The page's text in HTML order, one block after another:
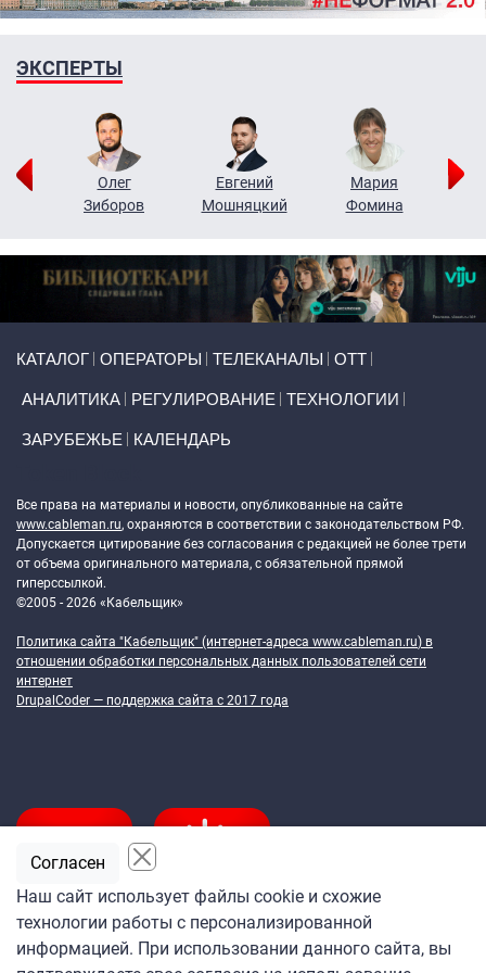
ЭКСПЕРТЫ
Олег
Зиборов
Евгений
Мошняцкий
Мария
Фомина
КАТАЛОГ ОПЕРАТОРЫ ТЕЛЕКАНАЛЫ ОТТ
АНАЛИТИКА РЕГУЛИРОВАНИЕ ТЕХНОЛОГИИ
ЗАРУБЕЖЬЕ КАЛЕНДАРЬ
Все права на материалы и новости, опубликованные на сайте
www.cableman.ru, охраняются в соответствии с законодательством РФ.
Допускается цитирование без согласования с редакцией не более трети
от объема оригинального материала, с обязательной прямой
гиперссылкой.
©2005 - 2026 «Кабельщик»
Политика сайта "Кабельщик" (интернет-адреса www.cableman.ru) в
отношении обработки персональных данных пользователей сети
интернет
DrupalCoder — поддержка сайта c 2017 года
Подпишитесь
на ежедневную рассылку
Наш сайт использует файлы cookie и схожие
технологии работы с персонализированной
информацией. При использовании данного сайта, вы
Согласен